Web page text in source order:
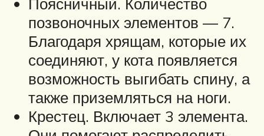
позвоночных элементов — 7.
Благодаря хрящам, которые их
соединяют, у кота появляется
возможность выгибать спину, а
также приземляться на ноги.
Крестец. Включает 3 элемента.